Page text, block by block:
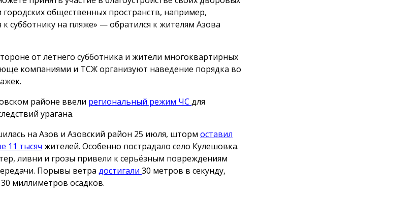
общественных пространств, например,
к субботнику на пляже» — обратился к жителям Азова
от летнего субботника и жители многоквартирных
компаниями и ТСЖ организуют наведение порядка во
районе ввели региональный режим ЧС для
урагана.
на Азов и Азовский район 25 июля, шторм оставил
11 тысяч жителей. Особенно пострадало село Кулешовка.
ливни и грозы привели к серьёзным повреждениям
Порывы ветра достигали 30 метров в секунду,
миллиметров осадков.